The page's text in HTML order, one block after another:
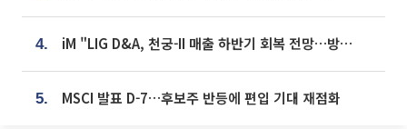
4. iM "LIG D&A, 천궁-II 매출 하반기 회복 전망…방산 톱픽 유지"
5. MSCI 발표 D-7…후보주 반등에 편입 기대 재점화